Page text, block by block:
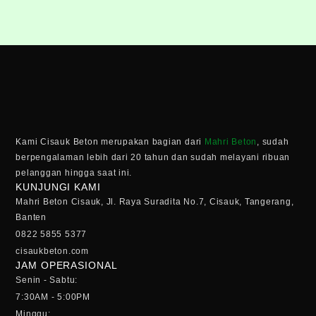
Kami Cisauk Beton merupakan bagian dari Mahri Beton
, sudah
berpengalaman lebih dari 20 tahun dan sudah melayani ribuan
pelanggan hingga saat ini.
KUNJUNGI KAMI
Mahri Beton Cisauk, Jl. Raya Suradita No.7, Cisauk, Tangerang,
Banten
0822 5855 5377
cisaukbeton.com
JAM OPERASIONAL
Senin - Sabtu:
7:30AM - 5:00PM
Minggu: